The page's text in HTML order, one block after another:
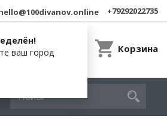
ваш город
+79292022735
Корзина